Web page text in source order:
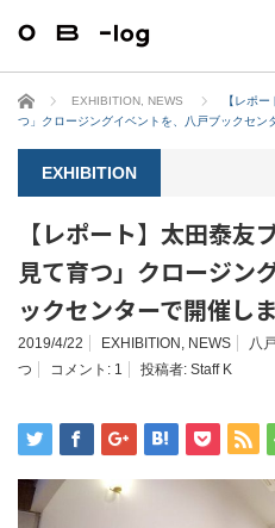
ホーム EXHIBITION NEWS
【レポ
つ」クロージングイベントを、八戸ブックセン
EXHIBITION
【レポート】太田泰友
見て育つ」クロージン
ックセンターで開催しま
2019/4/22 EXHIBITION , NEWS 八
つ
コメント: 1 投稿者: Staff K